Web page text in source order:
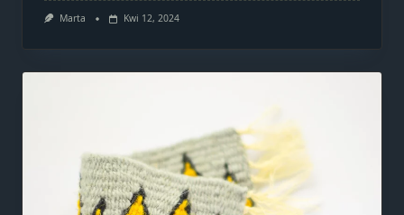
Marta Kwi 12, 2024
Marketing
swoje
odwiedzania naszej
strony, zwiększasz
szansę na
zobaczenie
spersonalizowanych